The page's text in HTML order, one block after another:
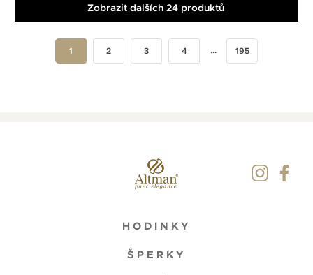
Zobrazit dalších 24 produktů
1 2 3 4 ... 195
HODINKY
ŠPERKY